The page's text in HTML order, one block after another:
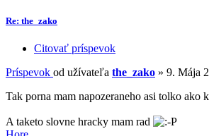
Re: the_zako
Citovať príspevok
Príspevok od užívateľa the_zako » 9. Mája
Tak porna mam napozeraneho asi tolko ako
A taketo slovne hracky mam rad